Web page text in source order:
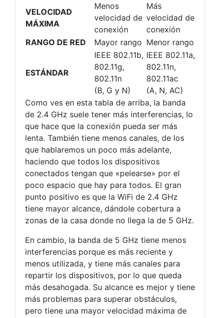
VELOCIDAD
MÁXIMA
Menos
velocidad de
conexión
Más
velocidad de
conexión
RANGO DE RED
Mayor rango Menor rango
ESTÁNDAR
IEEE 802.11b,
802.11g,
802.11n
(B, G y N)
IEEE 802.11a,
802.11n,
802.11ac
(A, N, AC)
Como ves en esta tabla de arriba, la banda
de 2.4 GHz suele tener más interferencias, lo
que hace que la conexión pueda ser más
lenta. También tiene menos canales, de los
que hablaremos un poco más adelante,
haciendo que todos los dispositivos
conectados tengan que «pelearse» por el
poco espacio que hay para todos. El gran
punto positivo es que la WiFi de 2.4 GHz
tiene mayor alcance, dándole cobertura a
zonas de la casa donde no llega la de 5 GHz.
En cambio, la banda de 5 GHz tiene menos
interferencias porque es más reciente y
menos utilizada, y tiene más canales para
repartir los dispositivos, por lo que queda
más desahogada. Su alcance es mejor y tiene
más problemas para superar obstáculos,
pero tiene una mayor velocidad máxima de